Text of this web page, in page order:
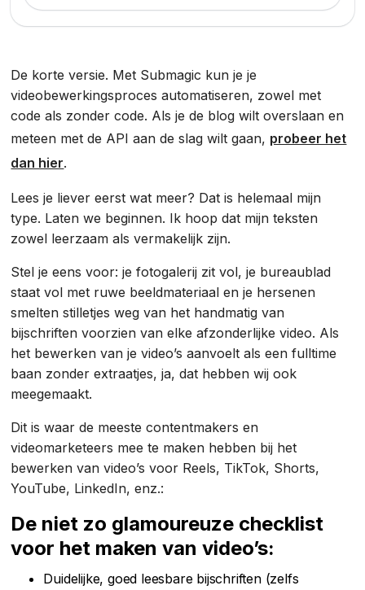
De korte versie. Met Submagic kun je je
videobewerkingsproces automatiseren, zowel met
code als zonder code. Als je de blog wilt overslaan en
meteen met de API aan de slag wilt gaan, probeer het
dan hier.
Lees je liever eerst wat meer? Dat is helemaal mijn
type. Laten we beginnen. Ik hoop dat mijn teksten
zowel leerzaam als vermakelijk zijn.
Stel je eens voor: je fotogalerij zit vol, je bureaublad
staat vol met ruwe beeldmateriaal en je hersenen
smelten stilletjes weg van het handmatig van
bijschriften voorzien van elke afzonderlijke video. Als
het bewerken van je video’s aanvoelt als een fulltime
baan zonder extraatjes, ja, dat hebben wij ook
meegemaakt.
Dit is waar de meeste contentmakers en
videomarketeers mee te maken hebben bij het
bewerken van video’s voor Reels, TikTok, Shorts,
YouTube, LinkedIn, enz.:
De niet zo glamoureuze checklist
voor het maken van video’s:
Duidelijke, goed leesbare bijschriften (zelfs